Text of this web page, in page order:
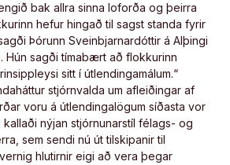
bak allra sinna loforða og þeirra
hefur hingað til sagst standa fyrir
Þórunn Sveinbjarnardóttir á Alþingi
Hún sagði tímabært að flokkurinn
sitt í útlendingamálum.“
stjórnvalda um afleiðingar af
voru á útlendingalögum síðasta vor
nýjan stjórnunarstíl félags- og
sem sendi nú út tilskipanir til
hlutirnir eigi að vera þegar